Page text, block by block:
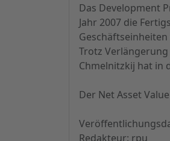
Das Development
Jahr 2007 die
Trotz
Chmelnitzkij hat in
Der Net Asset
Redakteur: rpu